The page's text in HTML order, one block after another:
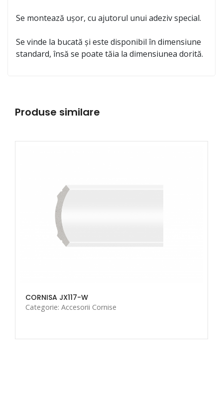
Se montează ușor, cu ajutorul unui adeziv special.
Se vinde la bucată și este disponibil în dimensiune
standard, însă se poate tăia la dimensiunea dorită.
Produse similare
CORNISA JX117-W
Categorie: Accesorii Cornise